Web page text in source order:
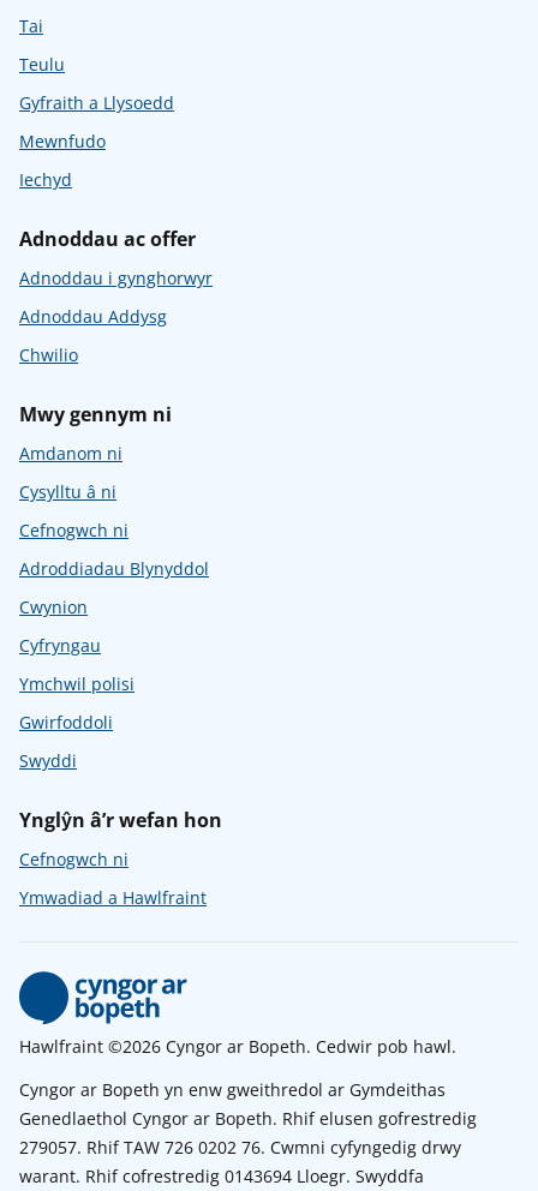
Tai
Teulu
Gyfraith a Llysoedd
Mewnfudo
Iechyd
Adnoddau ac offer
Adnoddau i gynghorwyr
Adnoddau Addysg
Chwilio
Mwy gennym ni
Amdanom ni
Cysylltu â ni
Cefnogwch ni
Adroddiadau Blynyddol
Cwynion
Cyfryngau
Ymchwil polisi
Gwirfoddoli
Swyddi
Ynglŷn â’r wefan hon
Cefnogwch ni
Ymwadiad a Hawlfraint
Hawlfraint ©2026 Cyngor ar Bopeth. Cedwir pob hawl.
Cyngor ar Bopeth yn enw gweithredol ar Gymdeithas
Genedlaethol Cyngor ar Bopeth. Rhif elusen gofrestredig
279057. Rhif TAW 726 0202 76. Cwmni cyfyngedig drwy
warant. Rhif cofrestredig 0143694 Lloegr. Swyddfa